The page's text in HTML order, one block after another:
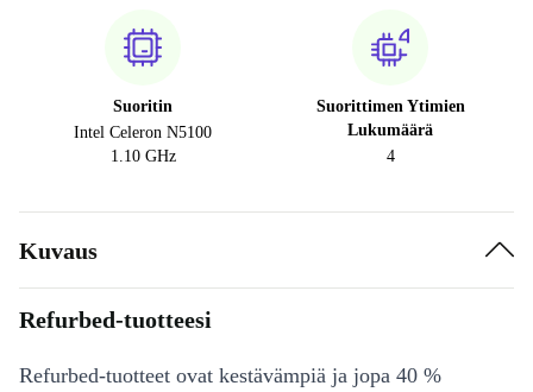
Suoritin
Intel Celeron N5100
1.10 GHz
Suorittimen Ytimien
Lukumäärä
4
Kuvaus
Refurbed-tuotteesi
Refurbed-tuotteet ovat kestävämpiä ja jopa 40 %